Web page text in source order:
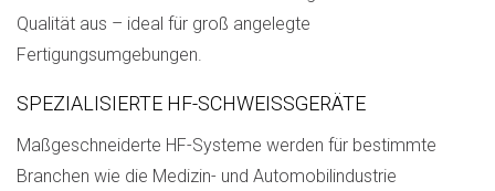
Qualität aus – ideal für groß angelegte
Fertigungsumgebungen.
SPEZIALISIERTE HF-SCHWEISSGERÄTE
Maßgeschneiderte HF-Systeme werden für bestimmte
Branchen wie die Medizin- und Automobilindustrie